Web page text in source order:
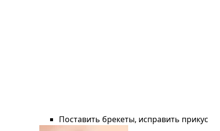
Поставить брекеты, исправить прикус